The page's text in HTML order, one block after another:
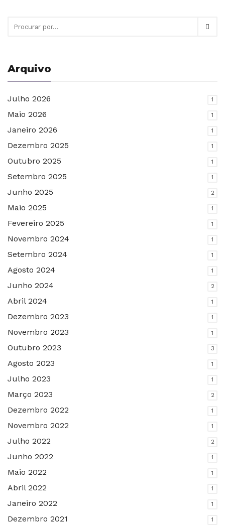
Arquivo
Julho 2026 1
Maio 2026 1
Janeiro 2026 1
Dezembro 2025 1
Outubro 2025 1
Setembro 2025 1
Junho 2025 2
Maio 2025 1
Fevereiro 2025 1
Novembro 2024 1
Setembro 2024 1
Agosto 2024 1
Junho 2024 2
Abril 2024 1
Dezembro 2023 1
Novembro 2023 1
Outubro 2023 3
Agosto 2023 1
Julho 2023 1
Março 2023 2
Dezembro 2022 1
Novembro 2022 1
Julho 2022 2
Junho 2022 1
Maio 2022 1
Abril 2022 1
Janeiro 2022 1
Dezembro 2021 1